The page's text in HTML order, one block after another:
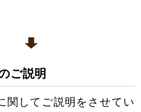
ご説明
関してご説明をさせてい